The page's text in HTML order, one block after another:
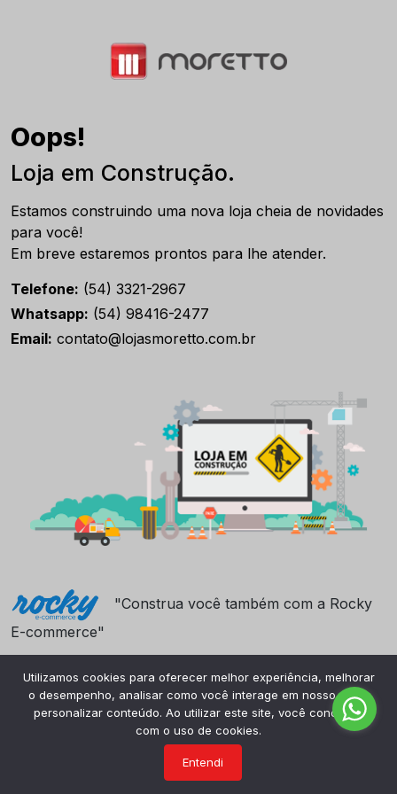
Oops!
Loja em Construção.
Estamos construindo uma nova loja cheia de novidades
para você!
Em breve estaremos prontos para lhe atender.
Telefone: (54) 3321-2967
Whatsapp: (54) 98416-2477
Email: contato@lojasmoretto.com.br
"Construa você também com a Rocky
E-commerce"
Utilizamos cookies para oferecer melhor experiência, melhorar
o desempenho, analisar como você interage em nosso site e
personalizar conteúdo. Ao utilizar este site, você concorda
com o uso de cookies.
Entendi